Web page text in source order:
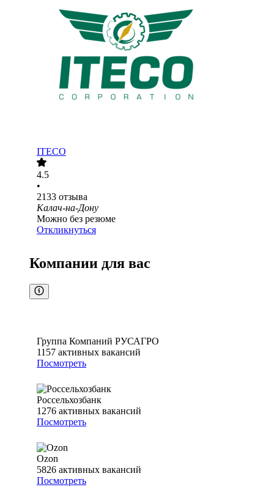
ITECO
4.5
•
2133 отзыва
Калач-на-Дону
Можно без резюме
Откликнуться
Компании для вас
Группа Компаний РУСАГРО
1157 активных вакансий
Посмотреть
Россельхозбанк
1276 активных вакансий
Посмотреть
Ozon
5826 активных вакансий
Посмотреть